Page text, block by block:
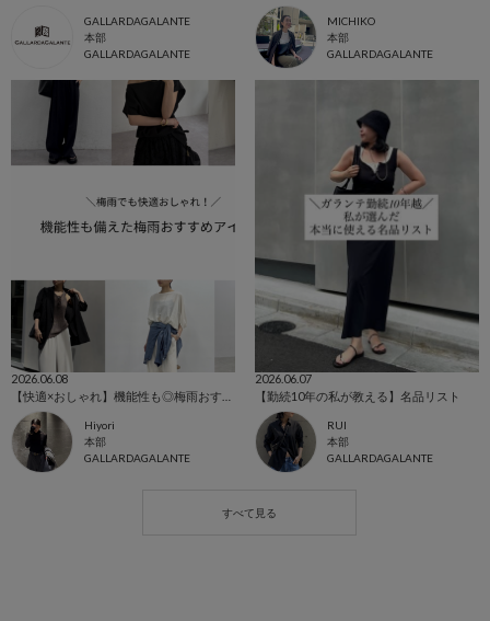
GALLARDAGALANTE
本部
GALLARDAGALANTE
MICHIKO
本部
GALLARDAGALANTE
2026.06.08
Hiyori
本部
GALLARDAGALANTE
2026.06.07
【勤続10年の私が教える】名品リスト
RUI
本部
GALLARDAGALANTE